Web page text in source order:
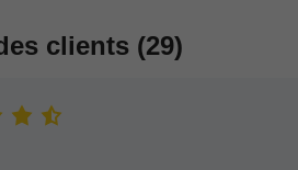
clients (29)